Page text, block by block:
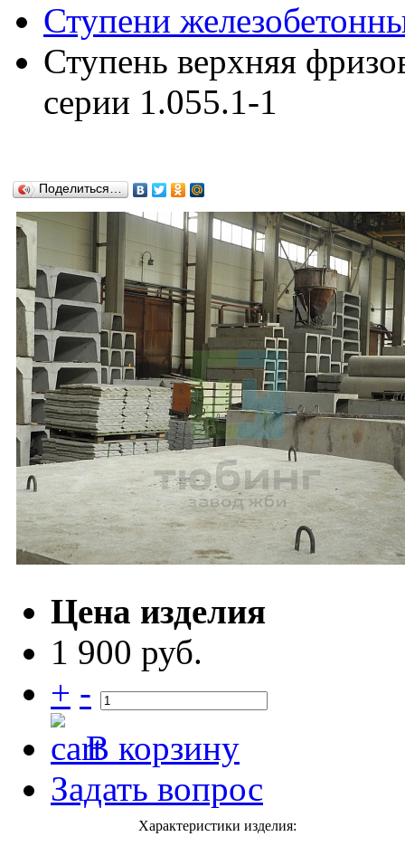
Ступени
Ступень верхняя
серии 1.055.1-1
Поделиться…
Цена изделия
1 900 руб.
+ -
В корзину
Задать вопрос
Характеристики изделия: